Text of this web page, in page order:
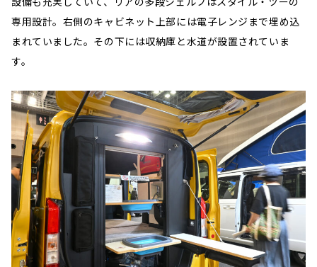
専用設計。右側のキャビネット上部には電子レンジまで埋め込
まれていました。その下には収納庫と水道が設置されていま
す。